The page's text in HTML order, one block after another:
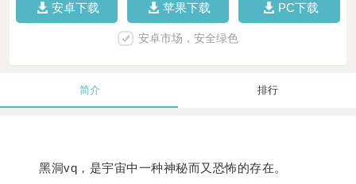
安卓下载 苹果下载 PC下载
安卓市场，安全绿色
简介 排行
黑洞vq，是宇宙中一种神秘而又恐怖的存在。